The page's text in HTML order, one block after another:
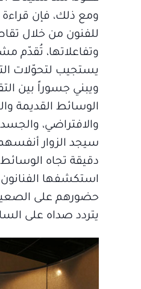
ومع ذلك، فإن
للفنون من خلال
وتفاعلاتها، تُقدّم
يستجيب لتحوّلات
ويبني جسوراً بين
الوسائط القديمة
والافتراضي،
سيجد الزوار
دقيقة تجاه
استكشفها الفنانون
حضورهم على الصعيد
يتردد صداه على